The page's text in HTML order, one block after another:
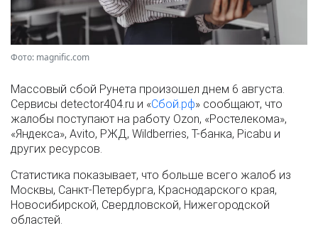
Фото: magnific.com
Массовый сбой Рунета произошел днем 6 августа.
Сервисы detector404.ru и «Сбой.рф» сообщают, что
жалобы поступают на работу Ozon, «Ростелекома»,
«Яндекса», Avito, РЖД, Wildberries, Т-банка, Picabu и
других ресурсов.
Статистика показывает, что больше всего жалоб из
Москвы, Санкт-Петербурга, Краснодарского края,
Новосибирской, Свердловской, Нижегородской
областей.